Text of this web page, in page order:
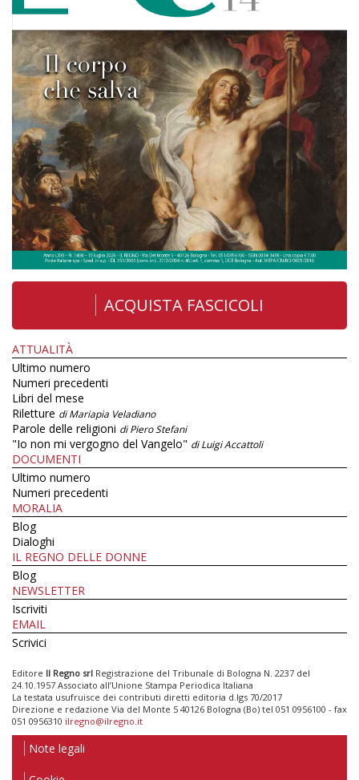
ACQUISTA FASCICOLI
ATTUALITÀ
Ultimo numero
Numeri precedenti
Libri del mese
Riletture di Mariapia Veladiano
Parole delle religioni di Piero Stefani
"Io non mi vergogno del Vangelo" di Luigi Accattoli
DOCUMENTI
Ultimo numero
Numeri precedenti
MORALIA
Blog
Dialoghi
IL REGNO DELLE DONNE
Blog
NEWSLETTER
Iscriviti
EMAIL
Scrivici
Editore Il Regno srl Registrazione del Tribunale di Bologna N. 2237 del
24.10.1957 Associato all’Unione Stampa Periodica Italiana
La testata usufruisce dei contributi diretti editoria d.lgs 70/2017
Direzione e redazione Via del Monte 5 40126 Bologna (Bo) tel 051 0956100 - fax
051 0956310 ilregno@ilregno.it
Note legali